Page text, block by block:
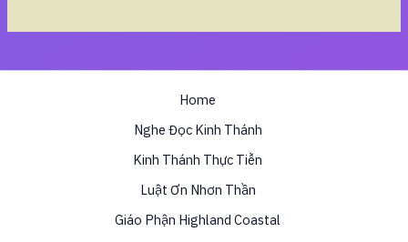
Home
Nghe Đọc Kinh Thánh
Kinh Thánh Thực Tiễn
Luật Ơn Nhơn Thần
Giáo Phận Highland Coastal